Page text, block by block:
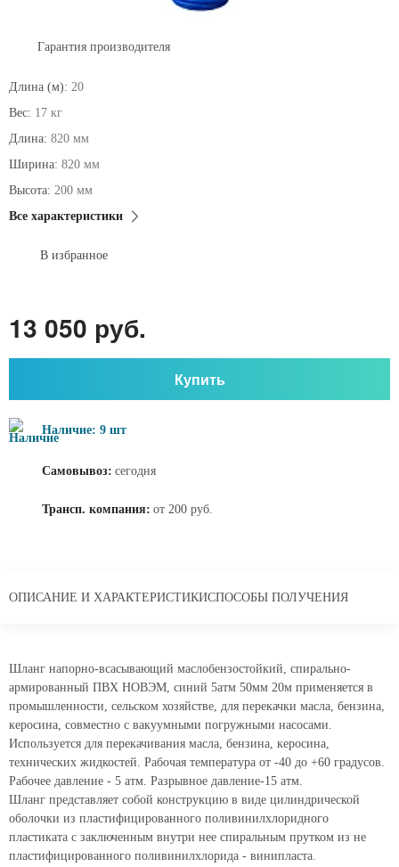
Гарантия производителя
Длина (м): 20
Вес: 17 кг
Длина: 820 мм
Ширина: 820 мм
Высота: 200 мм
Все характеристики
В избранное
13 050 руб.
Купить
Наличие: 9 шт
Самовывоз: сегодня
Трансп. компания: от 200 руб.
ОПИСАНИЕ И ХАРАКТЕРИСТИКИСПОСОБЫ ПОЛУЧЕНИЯ
Шланг напорно-всасывающий маслобензостойкий, спирально-
армированный ПВХ НОВЭМ, синий 5атм 50мм 20м применяется в
промышленности, сельском хозяйстве, для перекачки масла, бензина,
керосина, совместно с вакуумными погружными насосами.
Используется для перекачивания масла, бензина, керосина,
технических жидкостей. Рабочая температура от -40 до +60 градусов.
Рабочее давление - 5 атм. Разрывное давление-15 атм.
Шланг представляет собой конструкцию в виде цилиндрической
оболочки из пластифицированного поливинилхлоридного
пластиката с заключенным внутри нее спиральным прутком из не
пластифицированного поливинилхлорида - винипласта.